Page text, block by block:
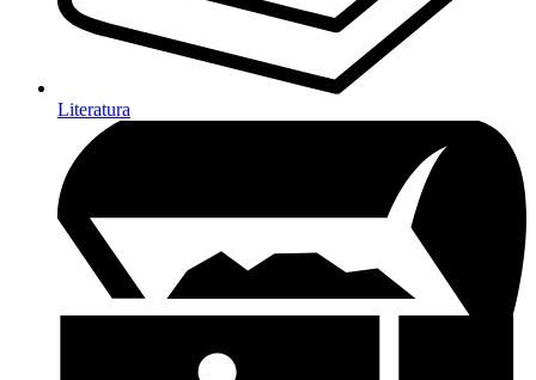
Literatura